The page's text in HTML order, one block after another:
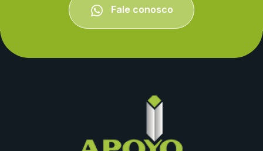
Fale conosco